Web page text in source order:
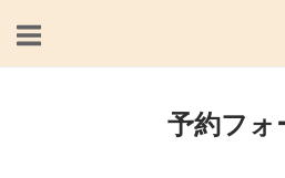
予約フォ